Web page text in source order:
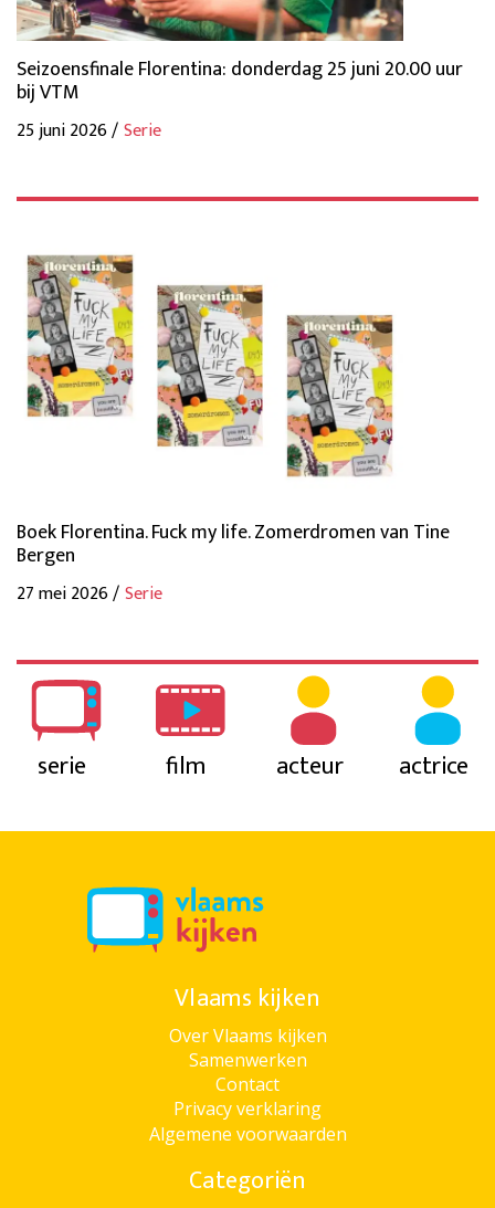
Seizoensfinale Florentina: donderdag 25 juni 20.00 uur
bij VTM
25 juni 2026 /Serie
Boek Florentina. Fuck my life. Zomerdromen van Tine
Bergen
27 mei 2026 /Serie
serie film acteur actrice
Vlaams kijken
Over Vlaams kijken
Samenwerken
Contact
Privacy verklaring
Algemene voorwaarden
Categoriën